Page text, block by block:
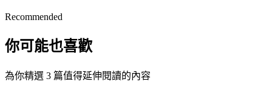
Recommended
你可能也喜歡
為你精選 3 篇值得延伸閱讀的內容